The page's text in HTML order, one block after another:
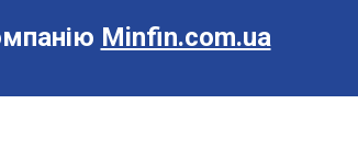
Minfin.com.ua